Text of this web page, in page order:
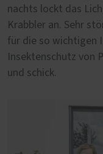
nachts lockt das
Krabbler an. Sehr
für die so wichtigen
Insektenschutz von
und schick.